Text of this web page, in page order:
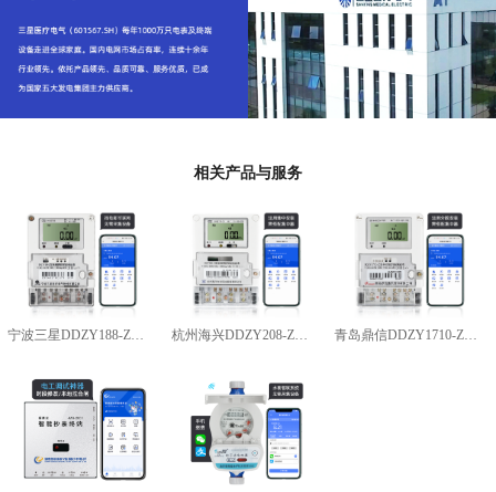
相关产品与服务
宁波三星DDZY188-Z型4G通讯智能电能表杭州海兴DDZY208-Z型RS485通讯智能电能表
青岛鼎信DDZY1710-Z型